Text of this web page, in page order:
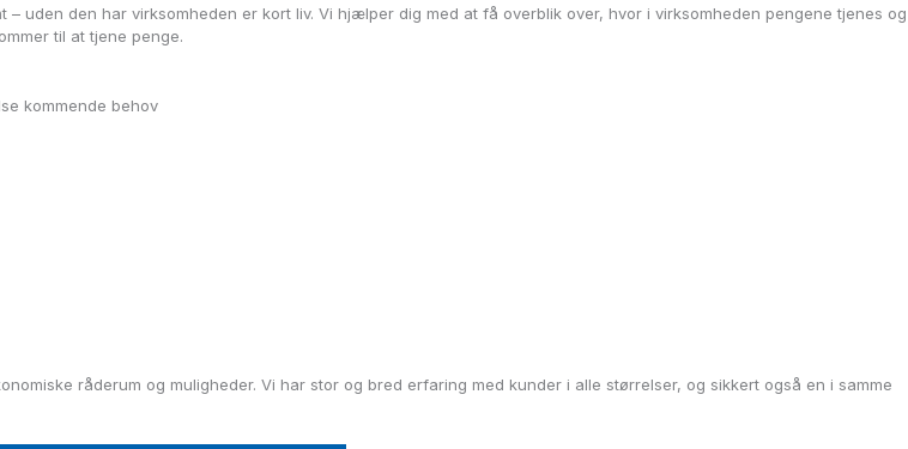
uden den har virksomheden er kort liv. Vi hjælper dig med at få overblik over, hvor i virksomheden pengene tjenes og
til at tjene penge.
kommende behov
råderum og muligheder. Vi har stor og bred erfaring med kunder i alle størrelser, og sikkert også en i samme